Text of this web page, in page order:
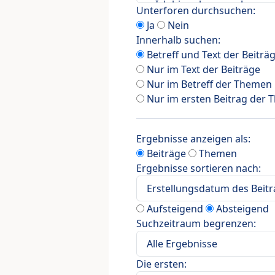
Unterforen durchsuchen:
Ja
Nein
Innerhalb suchen:
Betreff und Text der
Nur im Text der Beiträge
Nur im Betreff der Themen
Nur im ersten Beitrag der
Ergebnisse anzeigen als:
Beiträge
Themen
Ergebnisse sortieren nach:
Aufsteigend
Absteigend
Suchzeitraum begrenzen:
Die ersten: